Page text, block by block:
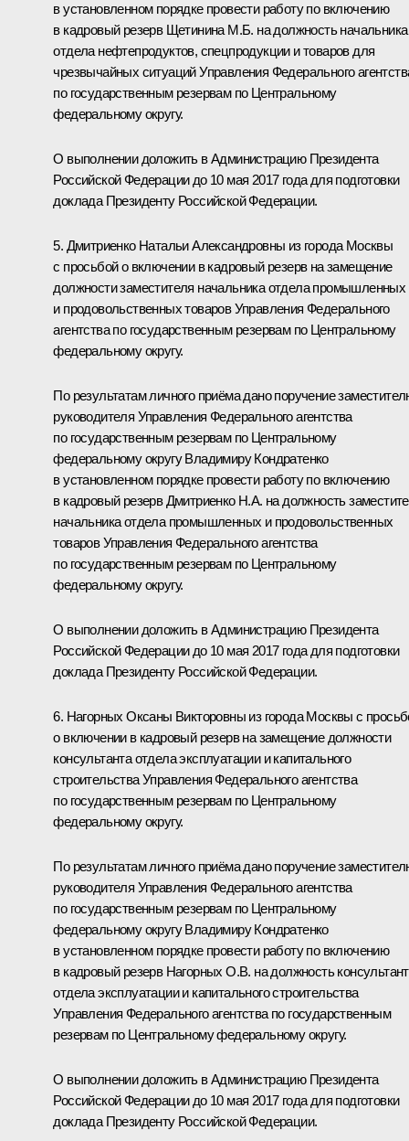
в установленном порядке провести работу по включению
в кадровый резерв Щетинина М.Б. на должность начальника
отдела нефтепродуктов, спецпродукции и товаров для
чрезвычайных ситуаций Управления Федерального
по государственным резервам по Центральному
федеральному округу.
О выполнении доложить в Администрацию Президента
Российской Федерации до 10 мая 2017 года для подготовки
доклада Президенту Российской Федерации.
5. Дмитриенко Натальи Александровны из города Москвы
с просьбой о включении в кадровый резерв на замещение
должности заместителя начальника отдела промышленных
и продовольственных товаров Управления Федерального
агентства по государственным резервам по Центральному
федеральному округу.
По результатам личного приёма дано поручение
руководителя Управления Федерального агентства
по государственным резервам по Центральному
федеральному округу Владимиру Кондратенко
в установленном порядке провести работу по включению
в кадровый резерв Дмитриенко Н.А. на должность
начальника отдела промышленных и продовольственных
товаров Управления Федерального агентства
по государственным резервам по Центральному
федеральному округу.
О выполнении доложить в Администрацию Президента
Российской Федерации до 10 мая 2017 года для подготовки
доклада Президенту Российской Федерации.
6. Нагорных Оксаны Викторовны из города Москвы с
о включении в кадровый резерв на замещение должности
консультанта отдела эксплуатации и капитального
строительства Управления Федерального агентства
по государственным резервам по Центральному
федеральному округу.
По результатам личного приёма дано поручение
руководителя Управления Федерального агентства
по государственным резервам по Центральному
федеральному округу Владимиру Кондратенко
в установленном порядке провести работу по включению
в кадровый резерв Нагорных О.В. на должность
отдела эксплуатации и капитального строительства
Управления Федерального агентства по государственным
резервам по Центральному федеральному округу.
О выполнении доложить в Администрацию Президента
Российской Федерации до 10 мая 2017 года для подготовки
доклада Президенту Российской Федерации.